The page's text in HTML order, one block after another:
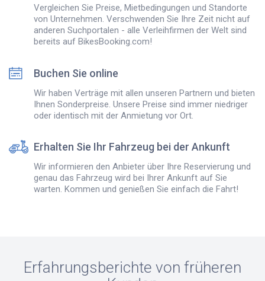
Vergleichen Sie Preise, Mietbedingungen und Standorte
von Unternehmen. Verschwenden Sie Ihre Zeit nicht auf
anderen Suchportalen - alle Verleihfirmen der Welt sind
bereits auf BikesBooking.com!
Buchen Sie online
Wir haben Verträge mit allen unseren Partnern und bieten
Ihnen Sonderpreise. Unsere Preise sind immer niedriger
oder identisch mit der Anmietung vor Ort.
Erhalten Sie Ihr Fahrzeug bei der Ankunft
Wir informieren den Anbieter über Ihre Reservierung und
genau das Fahrzeug wird bei Ihrer Ankunft auf Sie
warten. Kommen und genießen Sie einfach die Fahrt!
Erfahrungsberichte von früheren